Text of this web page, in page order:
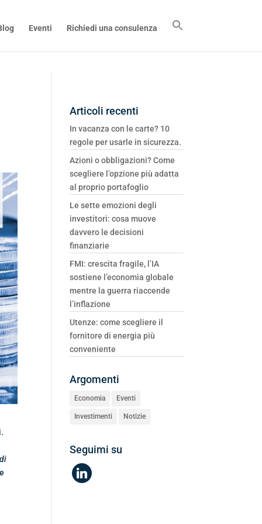
Eventi Richiedi una consulenza
Articoli recenti
In vacanza con le carte? 10
regole per usarle in sicurezza.
Azioni o obbligazioni? Come
scegliere l’opzione più adatta
al proprio portafoglio
Le sette emozioni degli
investitori: cosa muove
davvero le decisioni
finanziarie
FMI: crescita fragile, l’IA
sostiene l’economia globale
mentre la guerra riaccende
l’inflazione
Utenze: come scegliere il
fornitore di energia più
conveniente
Argomenti
Economia Eventi
Investimenti Notizie
Seguimi su
linkedin